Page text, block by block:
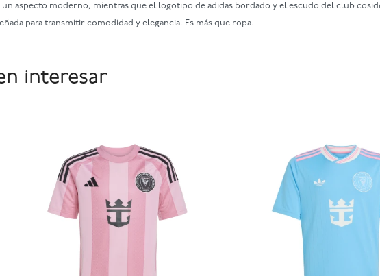
aspecto moderno, mientras que el logotipo de adidas bordado y el escudo del club
para transmitir comodidad y elegancia. Es más que ropa.
interesar